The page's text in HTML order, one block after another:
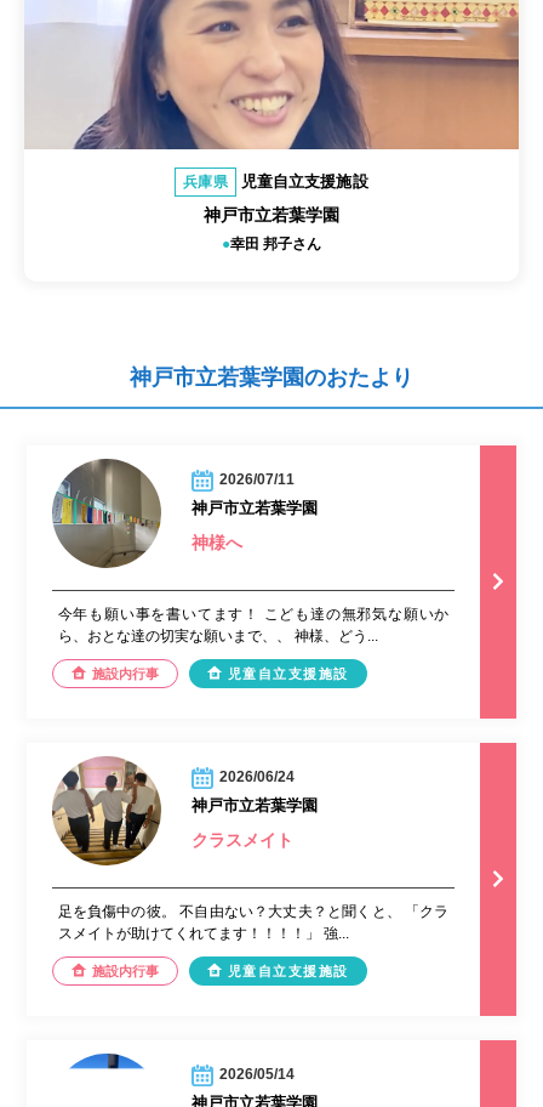
神戸市立若葉学園のおたより
2026/07/11
神戸市立若葉学園
神様へ
今年も願い事を書いてます！ こども達の無邪気な願いか
ら、おとな達の切実な願いまで、、 神様、どう...
施設内行事 児童自立支援施設
2026/06/24
神戸市立若葉学園
クラスメイト
足を負傷中の彼。 不自由ない？大丈夫？と聞くと、 「クラ
スメイトが助けてくれてます！！！！」 強...
施設内行事 児童自立支援施設
2026/05/14
神戸市立若葉学園
兵庫県 児童自立支援施設
神戸市立若葉学園
幸田 邦子さん